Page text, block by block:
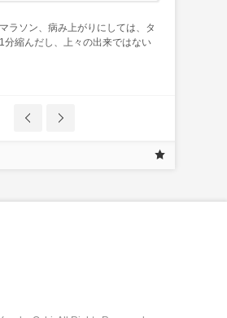
ラソン、病み上がりにしては、タ
分縮んだし、上々の出来ではない